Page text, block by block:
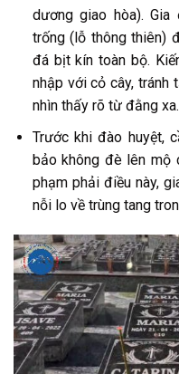
dương giao hòa).
trống (lỗ thông thiên)
đá bịt kín toàn bộ.
nhập với cỏ cây, tránh
nhìn thấy rõ từ đằng xa.
Trước khi đào huyệt,
bảo không đè lên mộ
phạm phải điều này,
nỗi lo về trùng tang